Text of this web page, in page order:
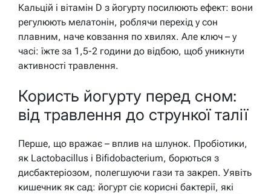
Кальцій і вітамін D з йогурту посилюють ефект: вони
регулюють мелатонін, роблячи перехід у сон
плавним, наче ковзання по хвилях. Але ключ – у
часі: їжте за 1,5-2 години до відбою, щоб уникнути
активності травлення.
Користь йогурту перед сном:
від травлення до стрункої талії
Перше, що вражає – вплив на шлунок. Пробіотики,
як Lactobacillus і Bifidobacterium, борються з
дисбактеріозом, полегшуючи гази та закреп. Уявіть
кишечник як сад: йогурт сіє корисні бактерії, які